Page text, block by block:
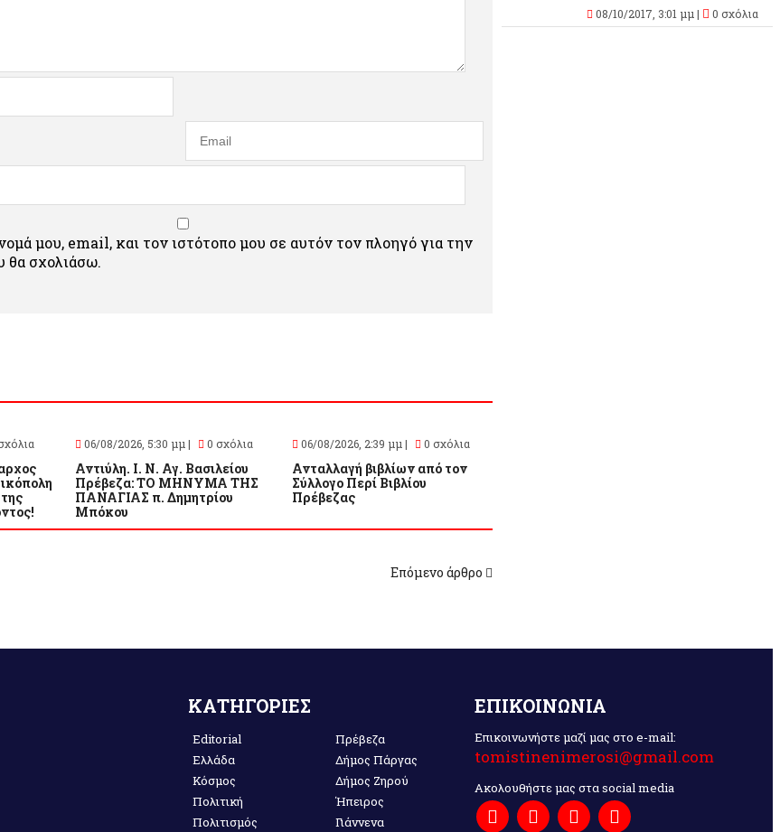
μου, email, και τον ιστότοπο μου σε αυτόν τον πλοηγό για την
θα σχολιάσω.
06/08/2026, 5:30 μμ | 0 σχόλια
Αντιύλη. Ι. Ν. Αγ. Βασιλείου
Πρέβεζα: ΤΟ ΜΗΝΥΜΑ ΤΗΣ
ΠΑΝΑΓΙΑΣ π. Δημητρίου
Μπόκου
06/08/2026, 2:39 μμ | 0 σχόλια
Ανταλλαγή βιβλίων από τον
Σύλλογο Περί Βιβλίου
Πρέβεζας
Επόμενο άρθρο
08/10/2017, 3:01 μμ | 0 σχόλια
ΚΑΤΗΓΟΡΙΕΣ
Editorial
Ελλάδα
Κόσμος
Πολιτική
Πολιτισμός
Πρέβεζα
Δήμος Πάργας
Δήμος Ζηρού
Ήπειρος
Γιάννενα
ΕΠΙΚΟΙΝΩΝΙΑ
Επικοινωνήστε μαζί μας στο e-mail:
tomistinenimerosi@gmail.com
Ακολουθήστε μας στα social media